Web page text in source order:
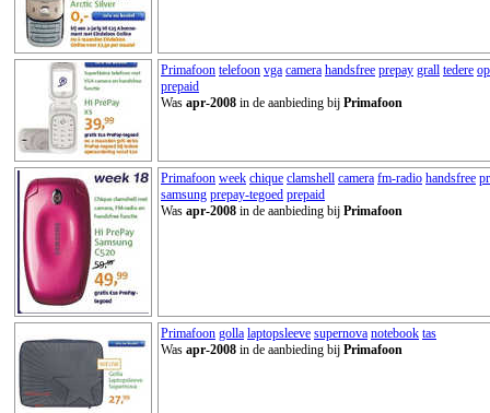
Primafoon telefoon vga camera handsfree prepay grall tedere
prepaid
Was apr-2008 in de aanbieding bij Primafoon
Primafoon week chique clamshell camera fm-radio handsfree
samsung prepay-tegoed prepaid
Was apr-2008 in de aanbieding bij Primafoon
Primafoon golla laptopsleeve supernova notebook tas
Was apr-2008 in de aanbieding bij Primafoon